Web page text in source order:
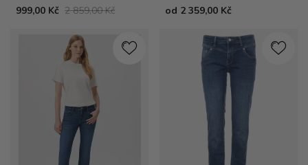
999,00 Kč 2 859,00 Kč
od 2 359,00 Kč